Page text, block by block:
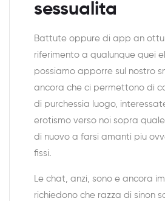
sessualita
Battute oppure di app an
riferimento a qualunque quei
possiamo apporre sul nostro
ancora che ci permettono di
di purchessia luogo,
erotismo verso noi sopra
di nuovo a farsi amanti piu
fissi.
Le chat, anzi, sono e ancora
richiedono che razza di sinon